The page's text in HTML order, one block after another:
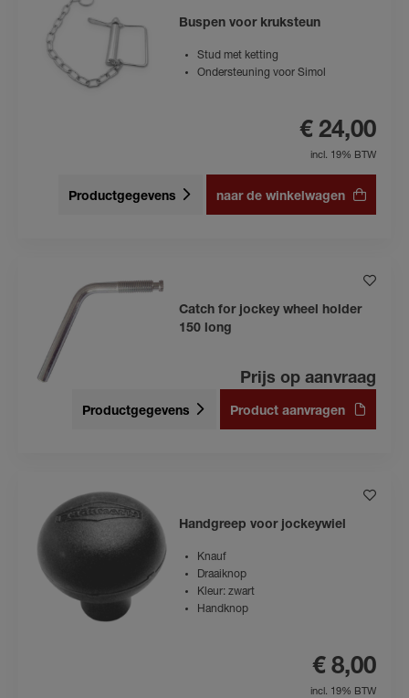
Buspen voor kruksteun
Stud met ketting
Ondersteuning voor Simol
€ 24,00
incl. 19% BTW
Productgegevens naar de winkelwagen
Catch for jockey wheel holder
150 long
Prijs op aanvraag
Productgegevens Product aanvragen
Handgreep voor jockeywiel
Knauf
Draaiknop
Kleur: zwart
Handknop
€ 8,00
incl. 19% BTW